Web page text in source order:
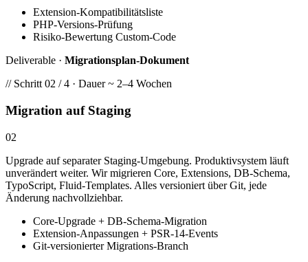
Extension-Kompatibilitätsliste
PHP-Versions-Prüfung
Risiko-Bewertung Custom-Code
Deliverable · Migrationsplan-Dokument
// Schritt 02 / 4 · Dauer ~ 2–4 Wochen
Migration auf Staging
02
Upgrade auf separater Staging-Umgebung. Produktivsystem läuft
unverändert weiter. Wir migrieren Core, Extensions, DB-Schema,
TypoScript, Fluid-Templates. Alles versioniert über Git, jede
Änderung nachvollziehbar.
Core-Upgrade + DB-Schema-Migration
Extension-Anpassungen + PSR-14-Events
Git-versionierter Migrations-Branch